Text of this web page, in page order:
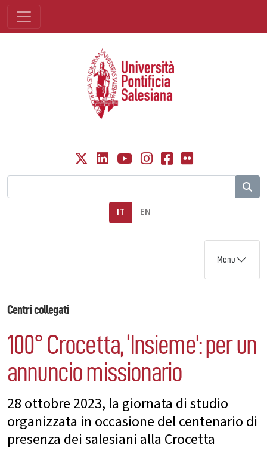
IT EN
Menu
Centri collegati
100° Crocetta, ‘Insieme': per un
annuncio missionario
28 ottobre 2023, la giornata di studio
organizzata in occasione del centenario di
presenza dei salesiani alla Crocetta